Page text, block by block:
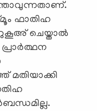
ഫാതിഹ
റുകൂഅ് ചെയ്താല്‍
മതിയാക്കി